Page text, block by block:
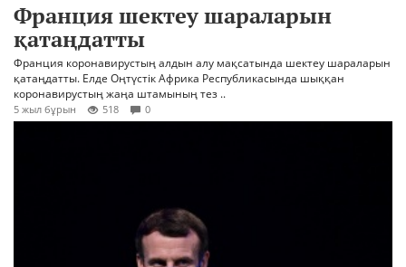
Франция шектеу шараларын
қатаңдатты
Франция коронавирустың алдын алу мақсатында шектеу шараларын
қатаңдатты. Елде Оңтүстік Африка Республикасында шыққан
коронавирустың жаңа штамының тез ..
5 жыл бұрын 518 0